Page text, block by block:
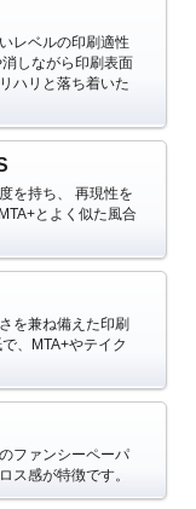
レベルの印刷適性
しながら印刷表面
ハリと落ち着いた
を持ち、 再現性を
とよく似た風合
を兼ね備えた印刷
、MTA+やテイク
ファンシーペーパ
ス感が特徴です。